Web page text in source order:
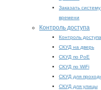
Заказать
времени
Контроль доступа
Контроль
СКУД на дверь
СКУД по PoE
СКУД по WiFi
СКУД для
СКУД для улицы